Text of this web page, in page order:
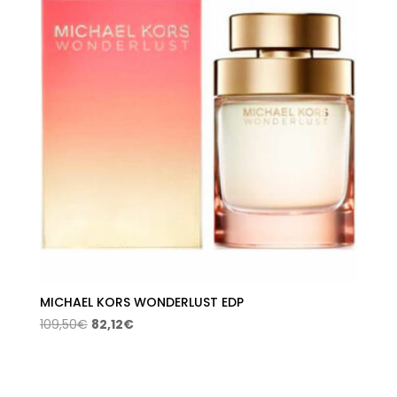
MICHAEL KORS WONDERLUST EDP
109,50€ El
82,12€El